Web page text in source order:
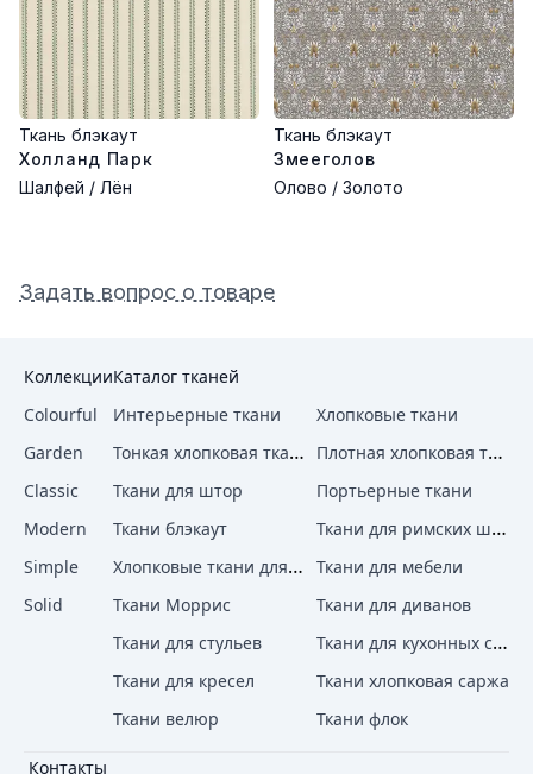
Ткань блэкаут
Холланд Парк
Шалфей / Лён
Ткань блэкаут
Змееголов
Олово / Золото
Задать вопрос о товаре
Контакты
Коллекции
Colourful
Garden
Classic
Modern
Simple
Solid
Каталог тканей
Интерьерные ткани
Хлопковые ткани
Тонкая хлопковая ткань Плотная хлопковая ткань
Ткани для штор
Портьерные ткани
Ткани блэкаут
Ткани для римских штор
Хлопковые ткани для штор
Ткани для мебели
Ткани Моррис
Ткани для диванов
Ткани для стульев
Ткани для кухонных стульев
Ткани для кресел
Ткани хлопковая саржа
Ткани велюр
Ткани флок